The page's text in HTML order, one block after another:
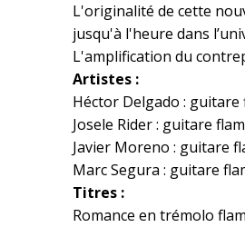
L'originalité de cette
jusqu'à l'heure dans
L'amplification du
Artistes :
Héctor Delgado : guitare
Josele Rider : guitare
Javier Moreno : guitare
Marc Segura : guitare
Titres :
Romance en trémolo